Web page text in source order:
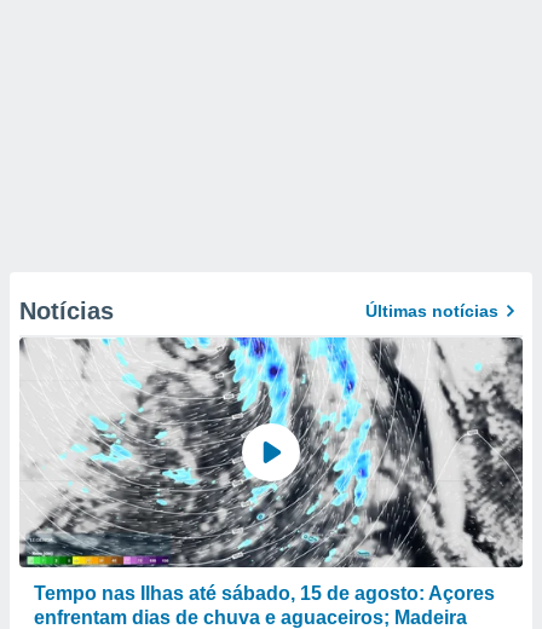
Notícias Últimas notícias
Tempo nas Ilhas até sábado, 15 de agosto: Açores
enfrentam dias de chuva e aguaceiros; Madeira